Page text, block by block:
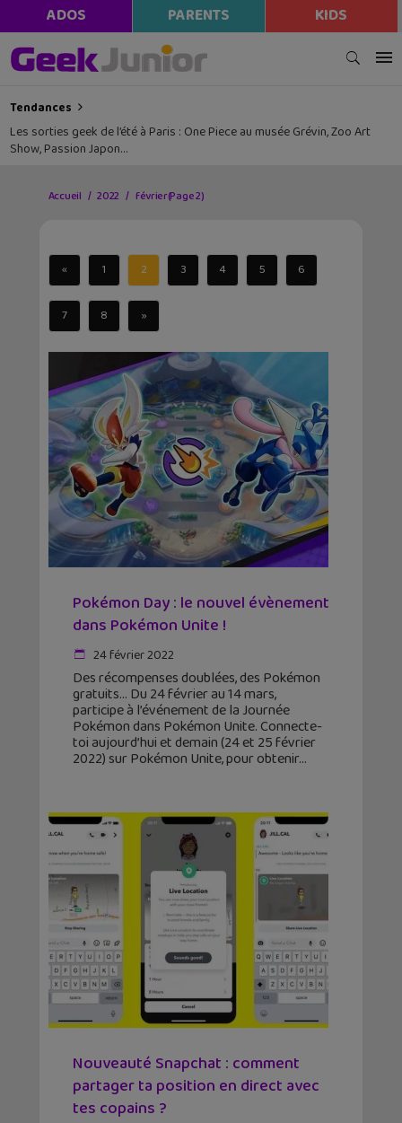
ADOS PARENTS KIDS
Tendances
Les sorties geek de l’été à Paris : One Piece au musée Grévin, Zoo Art
Show, Passion Japon…
Accueil 2022 février(Page 2)
« 1 2 3 4 5 6
7 8 »
Pokémon Day : le nouvel évènement
dans Pokémon Unite !
24 février 2022
Des récompenses doublées, des Pokémon
gratuits… Du 24 février au 14 mars,
participe à l’événement de la Journée
Pokémon dans Pokémon Unite. Connecte-
toi aujourd’hui et demain (24 et 25 février
2022) sur Pokémon Unite, pour obtenir
Nouveauté Snapchat : comment
partager ta position en direct avec
tes copains ?